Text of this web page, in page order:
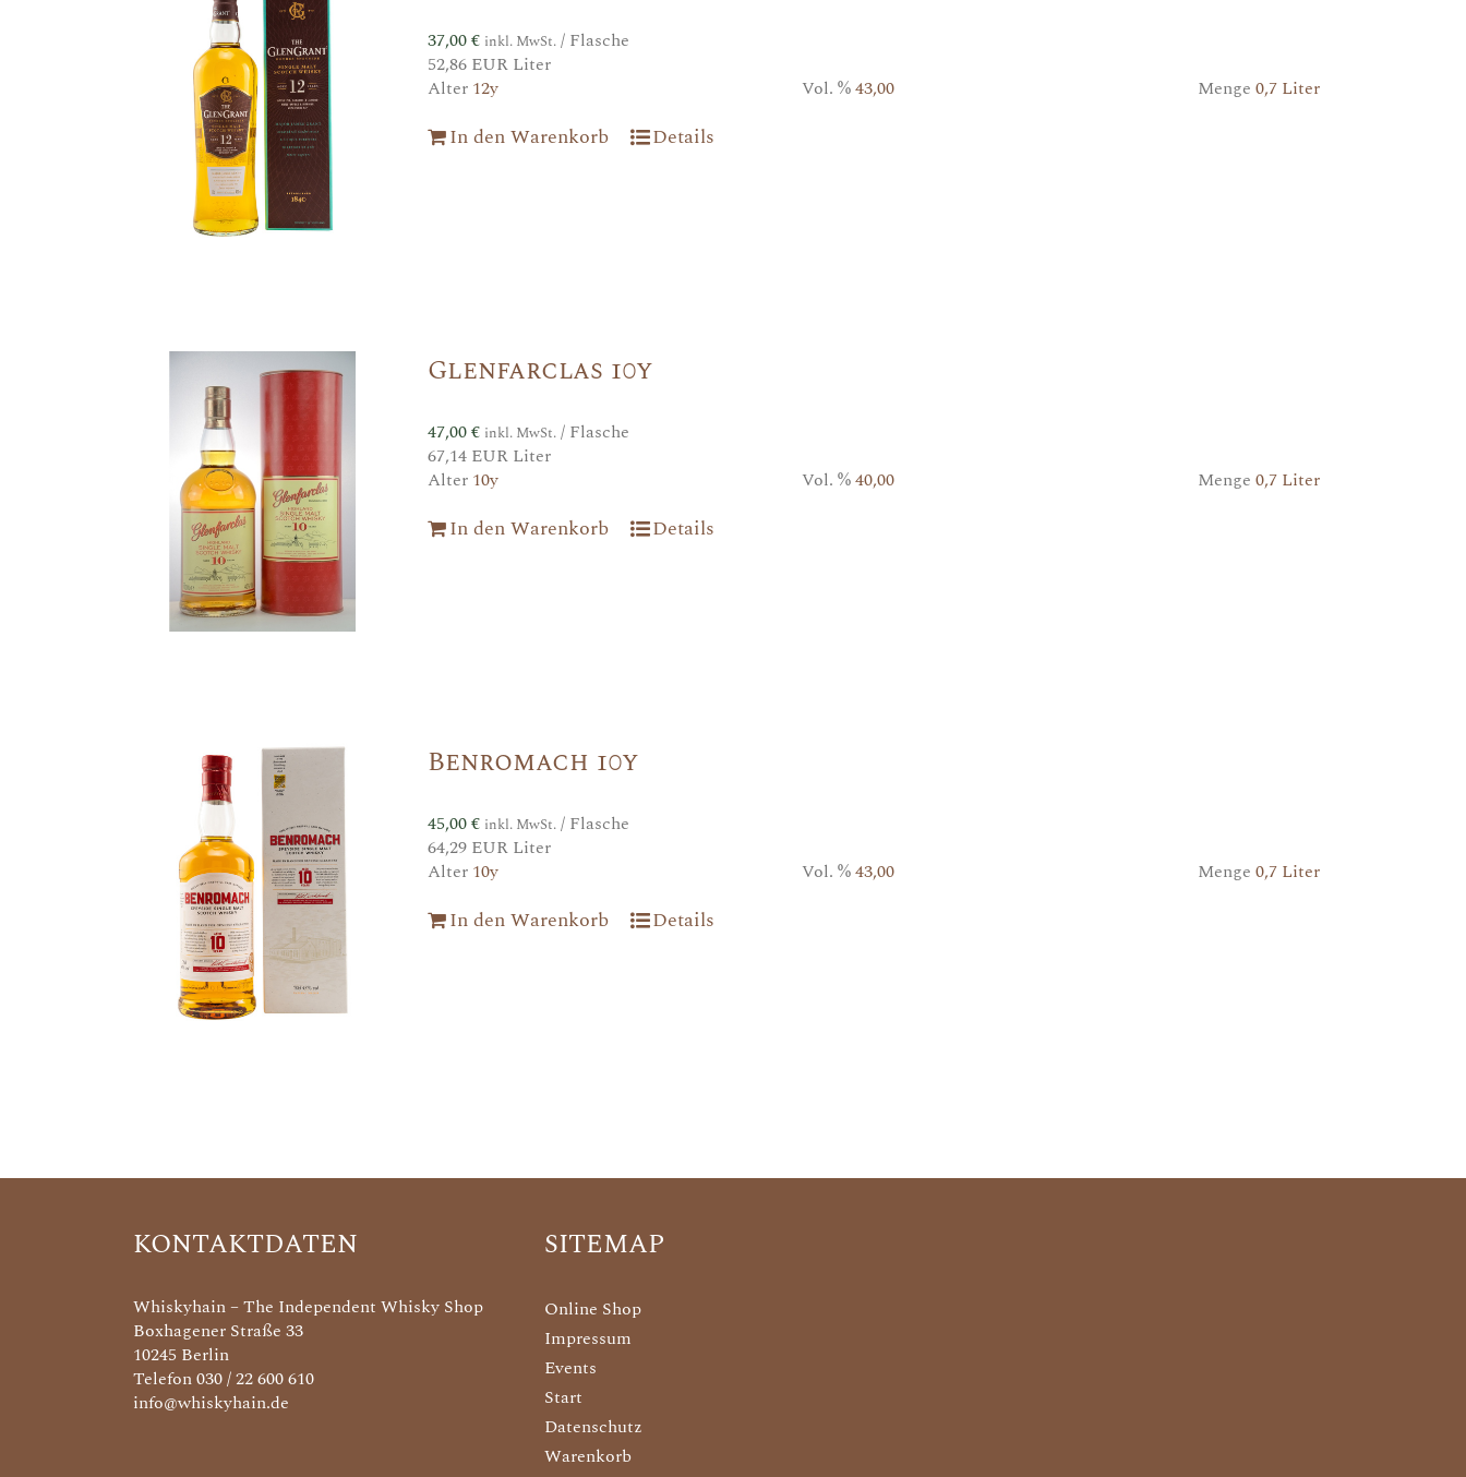
37,00€ inkl. MwSt./ Flasche
52,86 EUR Liter
Alter 12y Vol. %43,00 Menge 0,7 Liter
In den Warenkorb Details
Glenfarclas 10y
47,00€ inkl. MwSt./ Flasche
67,14 EUR Liter
Alter 10y Vol. %40,00 Menge 0,7 Liter
In den Warenkorb Details
Benromach 10y
45,00€ inkl. MwSt./ Flasche
64,29 EUR Liter
Alter 10y Vol. %43,00 Menge 0,7 Liter
In den Warenkorb Details
KONTAKTDATEN
Whiskyhain – The Independent Whisky Shop
Boxhagener Straße 33
10245 Berlin
Telefon 030 / 22 600 610
info@whiskyhain.de
SITEMAP
Online Shop
Impressum
Events
Start
Datenschutz
Warenkorb